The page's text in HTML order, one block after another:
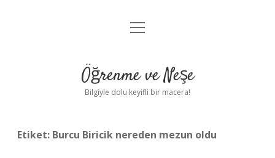
Anasayfa
Yasal Uyarı
menüyü
Öğrenme ve Neşe
Bilgiyle dolu keyifli bir macera!
Etiket: Burcu Biricik nereden mezun oldu